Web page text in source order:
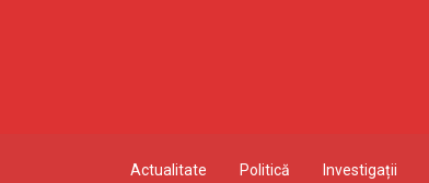
Actualitate Politică Investigații